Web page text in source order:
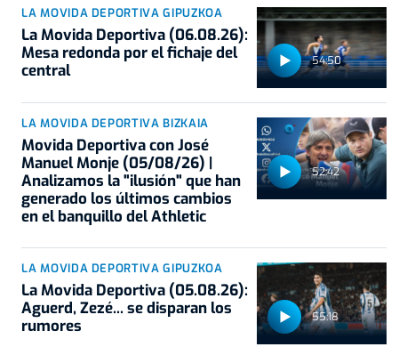
54:50
LA MOVIDA DEPORTIVA GIPUZKOA
La Movida Deportiva (06.08.26):
Mesa redonda por el fichaje del
central
52:42
LA MOVIDA DEPORTIVA BIZKAIA
Movida Deportiva con José
Manuel Monje (05/08/26) |
Analizamos la "ilusión" que han
generado los últimos cambios
en el banquillo del Athletic
55:18
LA MOVIDA DEPORTIVA GIPUZKOA
La Movida Deportiva (05.08.26):
Aguerd, Zezé... se disparan los
rumores